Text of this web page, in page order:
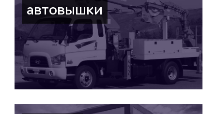
автовышки